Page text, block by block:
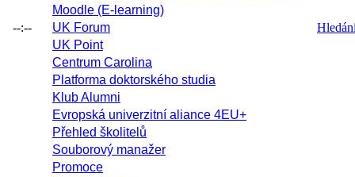
--:--
Moodle (E-learning)
UK Forum
UK Point
Centrum Carolina
Platforma doktorského studia
Klub Alumni
Evropská univerzitní aliance 4EU+
Přehled školitelů
Souborový manažer
Promoce